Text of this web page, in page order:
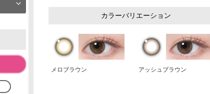
カラーバリエーション
メロブラウン アッシュブラウン